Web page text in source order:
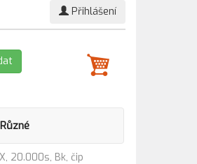
Přihlášení
Různé
20.000s, Bk, čip